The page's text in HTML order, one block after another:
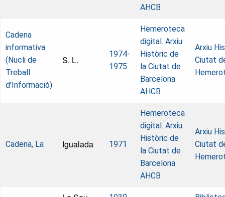
AHCB
Cadena
informativa
(Nucli de
Treball
d'Informació)
S. L.
1974-
1975
Hemeroteca
digital. Arxiu
Històric de
la Ciutat de
Barcelona
AHCB
Arxiu
Ciutat
Cadena, La Igualada 1971
Hemeroteca
digital. Arxiu
Històric de
la Ciutat de
Barcelona
AHCB
Arxiu
Ciutat